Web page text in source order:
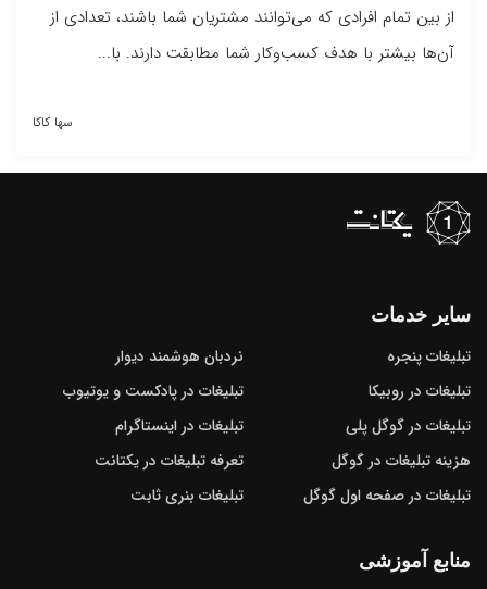
از بین تمام افرادی که می‌توانند مشتریان شما باشند، تعدادی از
آن‌ها بیشتر با هدف کسب‌و‌کار شما مطابقت دارند. با...
سها کاکا
سایر خدمات
تبلیغات پنجره
نردبان هوشمند دیوار
تبلیغات در روبیکا
تبلیغات در پادکست و یوتیوب
تبلیغات در گوگل‌ پلی
تبلیغات در اینستاگرام
هزینه تبلیغات در گوگل
تعرفه تبلیغات در یکتانت
تبلیغات در صفحه اول گوگل
تبلیغات بنری ثابت
منابع آموزشی